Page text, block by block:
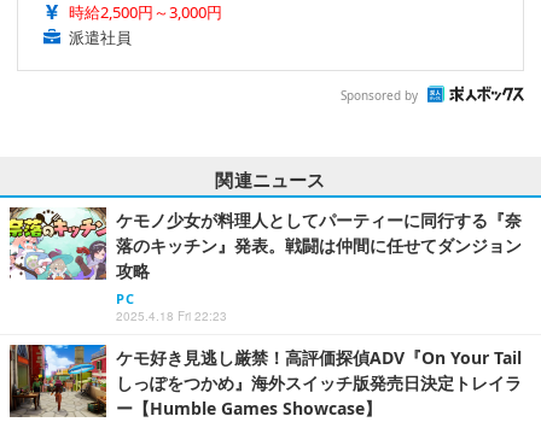
時給2,500円～3,000円
派遣社員
Sponsored by
関連ニュース
ケモノ少女が料理人としてパーティーに同行する『奈
落のキッチン』発表。戦闘は仲間に任せてダンジョン
攻略
PC
2025.4.18 Fri 22:23
ケモ好き見逃し厳禁！高評価探偵ADV『On Your Tail
しっぽをつかめ』海外スイッチ版発売日決定トレイラ
ー【Humble Games Showcase】